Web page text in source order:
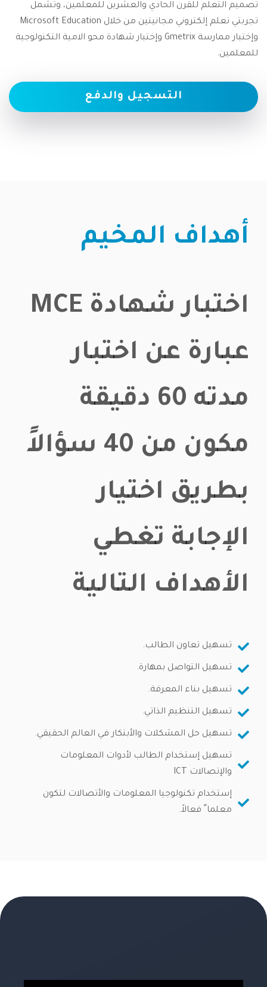
تصميم التعلم للقرن الحادي والعشرين للمعلمين، وتشمل
تجربتي تعلم إلكتروني مجانيتين من خلال Microsoft Education
وإختبار ممارسة Gmetrix وإختبار شهادة محو الامية التكنولوجية
للمعلمين.
التسجيل والدفع
أهداف المخيم
اختبار شهادة MCE
عبارة عن اختبار
مدته 60 دقيقة
مكون من 40 سؤالاً
بطريق اختيار
الإجابة تغطي
الأهداف التالية
تسهيل تعاون الطالب.
تسهيل التواصل بمهارة.
تسهيل بناء المعرفة.
تسهيل التنظيم الذاتي.
تسهيل حل المشكلات والأبتكار في العالم الحقيقي.
تسهيل إستخدام الطالب لأدوات المعلومات
والإتصالات ICT
إستخدام تكنولوجيا المعلومات والأتصالات لتكون
معلما ً فعالاً.